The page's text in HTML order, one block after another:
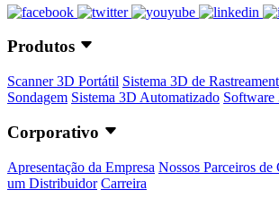
Produtos
Scanner 3D Portátil Sistema 3D de
Sondagem Sistema 3D Automatizado Software
Corporativo
Apresentação da Empresa Nossos Parceiros de
um Distribuidor Carreira